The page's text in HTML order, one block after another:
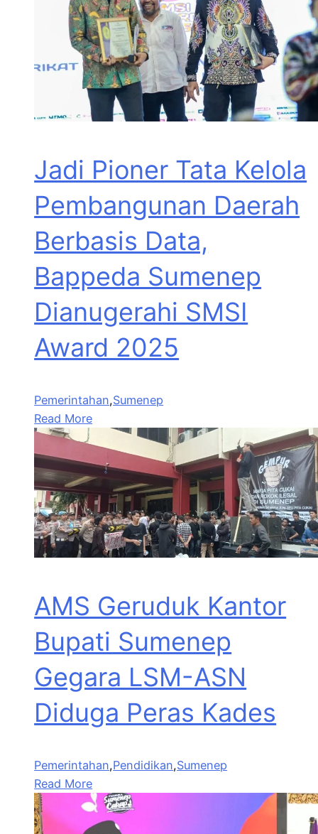
Jadi Pioner Tata Kelola
Pembangunan Daerah
Berbasis Data,
Bappeda Sumenep
Dianugerahi SMSI
Award 2025
Pemerintahan,Sumenep
Read More
AMS Geruduk Kantor
Bupati Sumenep
Gegara LSM-ASN
Diduga Peras Kades
Pemerintahan,Pendidikan,Sumenep
Read More